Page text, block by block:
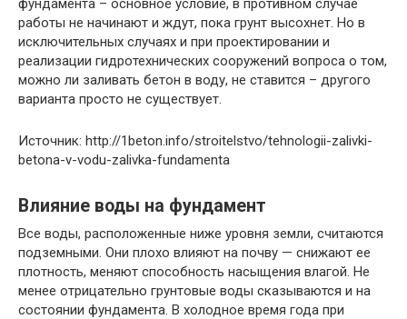
фундамента – основное условие, в противном случае
работы не начинают и ждут, пока грунт высохнет. Но в
исключительных случаях и при проектировании и
реализации гидротехнических сооружений вопроса о том,
можно ли заливать бетон в воду, не ставится – другого
варианта просто не существует.
Источник: http://1beton.info/stroitelstvo/tehnologii-zalivki-
betona-v-vodu-zalivka-fundamenta
Влияние воды на фундамент
Все воды, расположенные ниже уровня земли, считаются
подземными. Они плохо влияют на почву — снижают ее
плотность, меняют способность насыщения влагой. Не
менее отрицательно грунтовые воды сказываются и на
состоянии фундамента. В холодное время года при